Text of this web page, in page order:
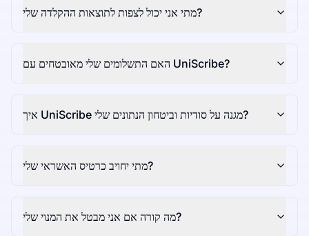
מתי אני יכול לצפות לתוצאות ההקלדה שלי?
האם התשלומים שלי מאובטחים עם UniScribe?
איך UniScribe מגנה על סודיות וביטחון הנתונים שלי?
מתי יחויב כרטיס האשראי שלי?
מה קורה אם אני מבטל את המנוי שלי?